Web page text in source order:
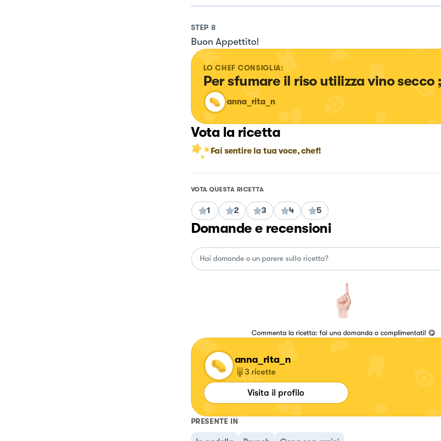
STEP 8
Buon Appettito!
LO CHEF CONSIGLIA:
Per sfumare il riso utilizza vino secco
anna_rita_n
Vota la ricetta
Fai sentire la tua voce, chef!
VOTA QUESTA RICETTA
1 2 3 4 5
Domande e recensioni
Commenta la ricetta: fai una domanda o complimentati! 😋
anna_rita_n
3 ricette
Visita il profilo
PRESENTE IN